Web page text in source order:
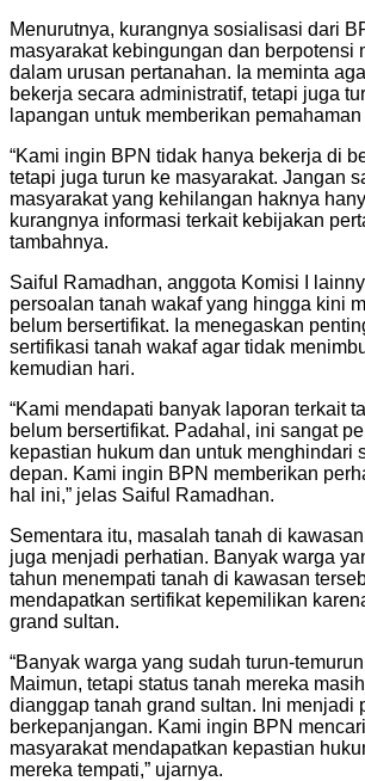
Menurutnya, kurangnya sosialisasi dari
masyarakat kebingungan dan berpotensi
dalam urusan pertanahan. Ia meminta
bekerja secara administratif, tetapi juga
lapangan untuk memberikan
“Kami ingin BPN tidak hanya bekerja di
tetapi juga turun ke masyarakat. Jangan
masyarakat yang kehilangan haknya
kurangnya informasi terkait kebijakan
tambahnya.
Saiful Ramadhan, anggota Komisi I
persoalan tanah wakaf yang hingga kini
belum bersertifikat. Ia menegaskan
sertifikasi tanah wakaf agar tidak
kemudian hari.
“Kami mendapati banyak laporan terkait
belum bersertifikat. Padahal, ini sangat
kepastian hukum dan untuk menghindari
depan. Kami ingin BPN memberikan
hal ini,” jelas Saiful Ramadhan.
Sementara itu, masalah tanah di
juga menjadi perhatian. Banyak warga
tahun menempati tanah di kawasan
mendapatkan sertifikat kepemilikan
grand sultan.
“Banyak warga yang sudah turun-
Maimun, tetapi status tanah mereka
dianggap tanah grand sultan. Ini menjadi
berkepanjangan. Kami ingin BPN
masyarakat mendapatkan kepastian
mereka tempati,” ujarnya.